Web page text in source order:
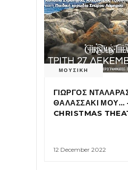
ΜΟΥΣΙΚΗ
ΓΙΩΡΓΟΣ
ΘΑΛΑΣΣΑΚΙ ΜΟΥ…
CHRISTMAS
12 December 2022